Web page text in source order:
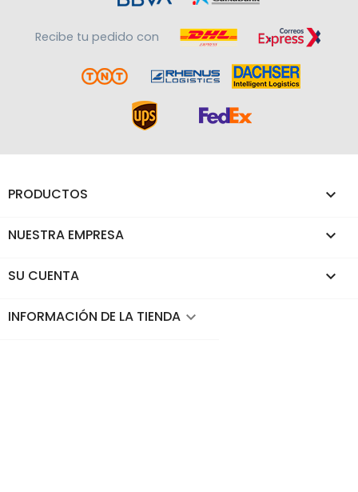
Recibe tu pedido con
PRODUCTOS 
NUESTRA EMPRESA 
SU CUENTA 
INFORMACIÓN DE LA TIENDA keyboard_arrow_down